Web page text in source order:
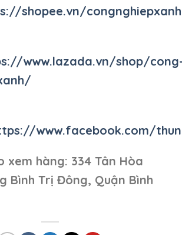
shopee.vn/
www.lazada.vn/shop/
www.facebook.com/
xem hàng: 334 Tân Hòa
Bình Trị Đông, Quận Bình